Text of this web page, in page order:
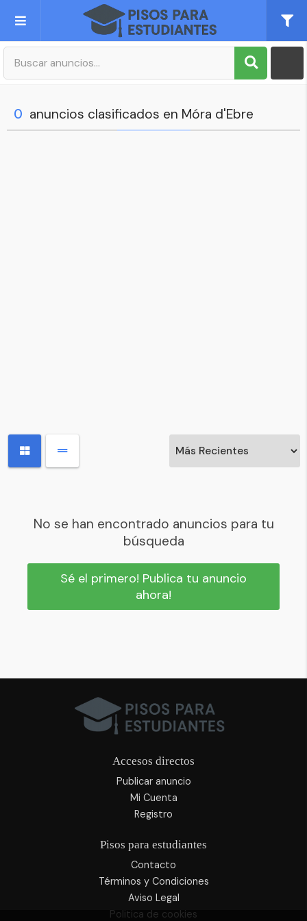
Publica tu Anuncio
0 anuncios clasificados en Móra d'Ebre
No se han encontrado anuncios para tu
búsqueda
Sé el primero! Publica tu anuncio
ahora!
Accesos directos
Publicar anuncio
Mi Cuenta
Registro
Pisos para estudiantes
Contacto
Términos y Condiciones
Aviso Legal
Politica de cookies